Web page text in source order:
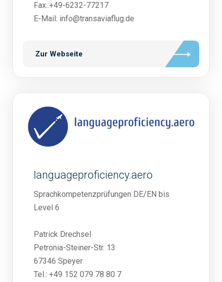
Fax.:+49-6232-77217
E-Mail: info@transaviaflug.de
Zur Webseite
languageproficiency.aero
Sprachkompetenzprüfungen DE/EN bis
Level 6
Patrick Drechsel
Petronia-Steiner-Str. 13
67346 Speyer
Tel.: +49 152 079 78 80 7